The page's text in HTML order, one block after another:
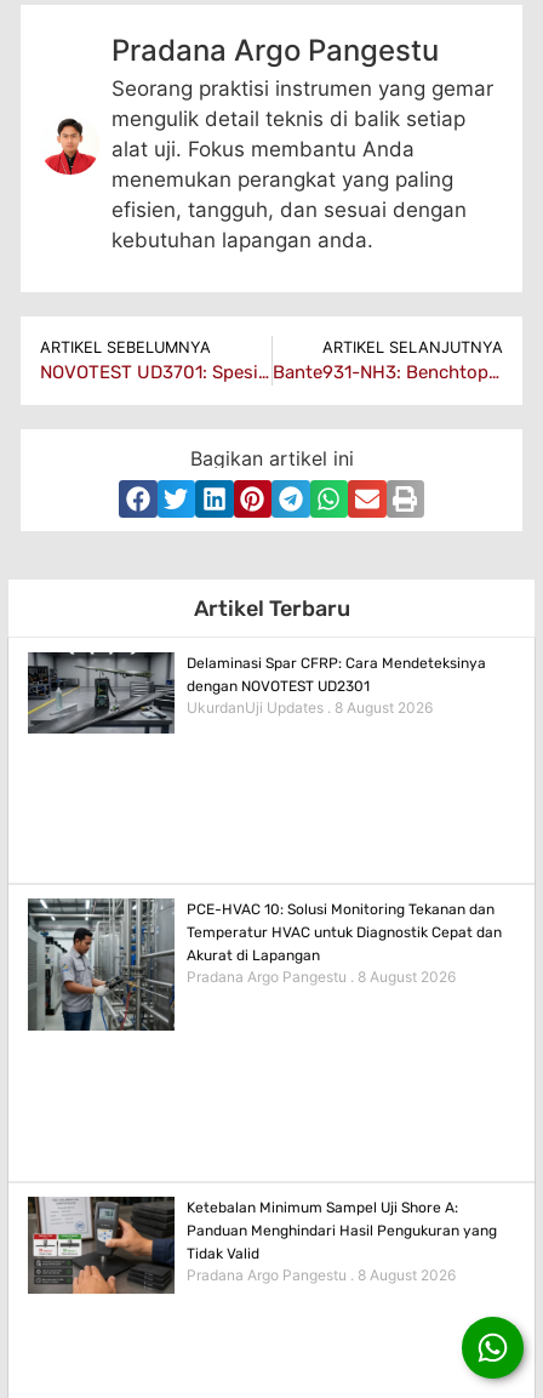
Pradana Argo Pangestu
Seorang praktisi instrumen yang gemar
mengulik detail teknis di balik setiap
alat uji. Fokus membantu Anda
menemukan perangkat yang paling
efisien, tangguh, dan sesuai dengan
kebutuhan lapangan anda.
ARTIKEL SEBELUMNYA
NOVOTEST UD3701: Spesifikasi Ultrasonic Flaw Detector untuk NDT
ARTIKEL SELANJUTNYA
Bante931-NH3: Benchtop Ion Meter Amonia Untuk Air
Bagikan artikel ini
Artikel Terbaru
Delaminasi Spar CFRP: Cara Mendeteksinya
dengan NOVOTEST UD2301
UkurdanUji Updates 8 August 2026
PCE-HVAC 10: Solusi Monitoring Tekanan dan
Temperatur HVAC untuk Diagnostik Cepat dan
Akurat di Lapangan
Pradana Argo Pangestu 8 August 2026
Ketebalan Minimum Sampel Uji Shore A:
Panduan Menghindari Hasil Pengukuran yang
Tidak Valid
Pradana Argo Pangestu 8 August 2026